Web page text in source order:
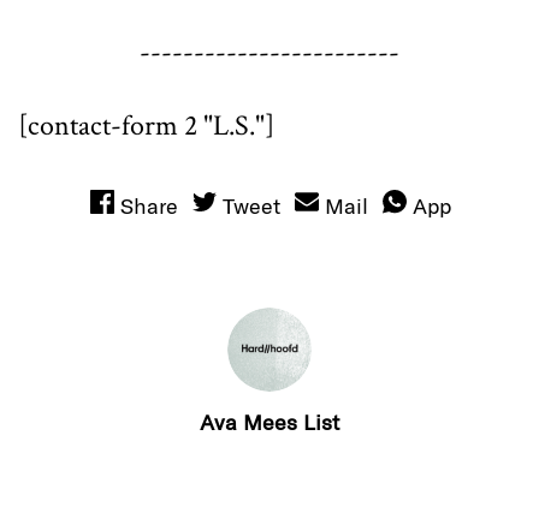
------------------------
[contact-form 2 "L.S."]
Share Tweet Mail App
Ava Mees List